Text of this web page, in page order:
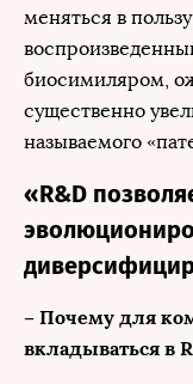
меняться в
биосимиляром,
существенно
называемого
«R&D
– Почему для
вкладываться в